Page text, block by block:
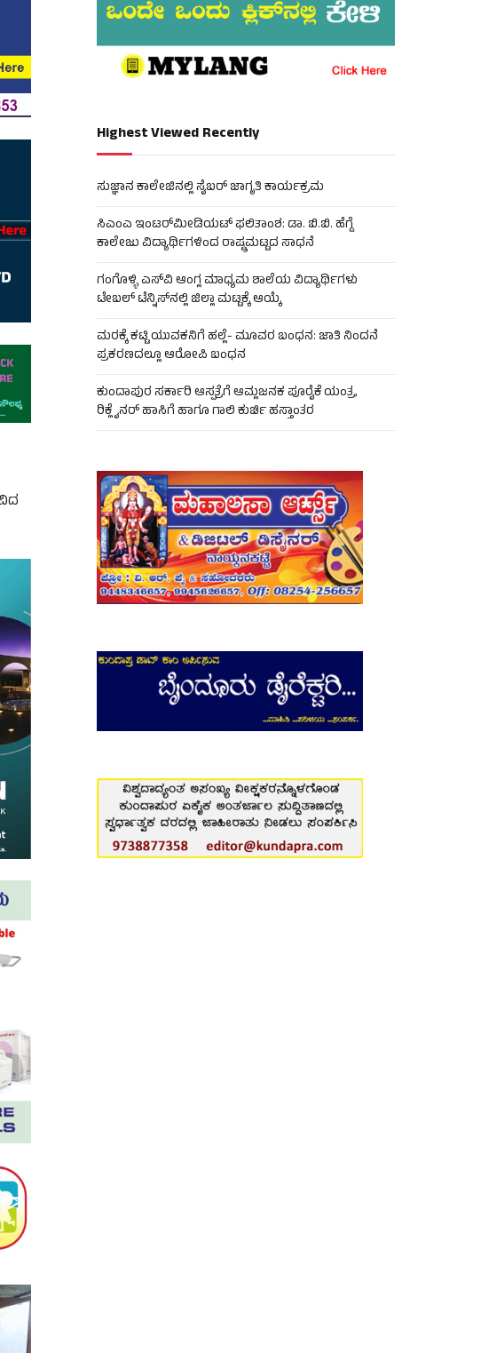
Highest Viewed Recently
ಸುಜ್ಞಾನ ಕಾಲೇಜಿನಲ್ಲಿ ಸೈಬರ್ ಜಾಗೃತಿ ಕಾರ್ಯಕ್ರಮ
ಸಿಎಂಎ ಇಂಟರ್‌ಮೀಡಿಯಟ್ ಫಲಿತಾಂಶ: ಡಾ. ಬಿ.ಬಿ. ಹೆಗ್ಡೆ
ಕಾಲೇಜು ವಿದ್ಯಾರ್ಥಿಗಳಿಂದ ರಾಷ್ಟ್ರಮಟ್ಟದ ಸಾಧನೆ
ಗಂಗೊಳ್ಳಿ ಎಸ್‌ವಿ ಆಂಗ್ಲ ಮಾಧ್ಯಮ ಶಾಲೆಯ ವಿದ್ಯಾರ್ಥಿಗಳು
ಟೇಬಲ್‌ ಟೆನ್ನಿಸ್‌ನಲ್ಲಿ ಜಿಲ್ಲಾ ಮಟ್ಟಕ್ಕೆ ಆಯ್ಕೆ
ಮರಕ್ಕೆ ಕಟ್ಟಿ ಯುವಕನಿಗೆ ಹಲ್ಲೆ- ಮೂವರ ಬಂಧನ: ಜಾತಿ ನಿಂದನೆ
ಪ್ರಕರಣದಲ್ಲೂ ಆರೋಪಿ ಬಂಧನ
ಕುಂದಾಪುರ ಸರ್ಕಾರಿ ಆಸ್ಪತ್ರೆಗೆ ಆಮ್ಲಜನಕ ಪೂರೈಕೆ ಯಂತ್ರ,
ರಿಕ್ಲೈನರ್ ಹಾಸಿಗೆ ಹಾಗೂ ಗಾಲಿ ಕುರ್ಚಿ ಹಸ್ತಾಂತರ